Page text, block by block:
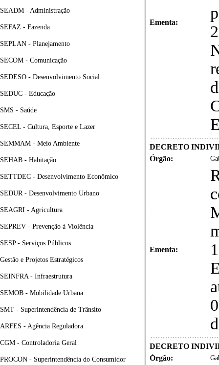
SEADM - Administração
SEFAZ - Fazenda
SEPLAN - Planejamento
SECOM - Comunicação
SEDESO - Desenvolvimento Social
SEDUC - Educação
SMS - Saúde
SECEL - Cultura, Esporte e Lazer
SEMMAM - Meio Ambiente
SEHAB - Habitação
SETTDEC - Desenvolvimento Econômico
SEDUR - Desenvolvimento Urbano
SEAGRI - Agricultura
SEPREV - Prevenção à Violência
SESP - Serviços Públicos
Gestão e Projetos Estratégicos
SEINFRA - Infraestrutura
SEMOB - Mobilidade Urbana
SMT - Superintendência de Trânsito
ARFES - Agência Reguladora
CGM - Controladoria Geral
PROCON - Superintendência do Consumidor
Ementa:
DECRETO
Órgão:
Ementa:
DECRETO
Órgão: